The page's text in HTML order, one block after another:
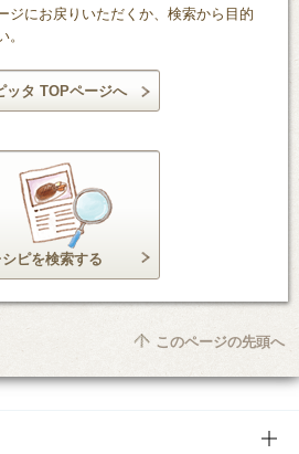
ジにお戻りいただくか、検索から目的
ッタ TOPページへ
シピを検索する
このページの先頭へ